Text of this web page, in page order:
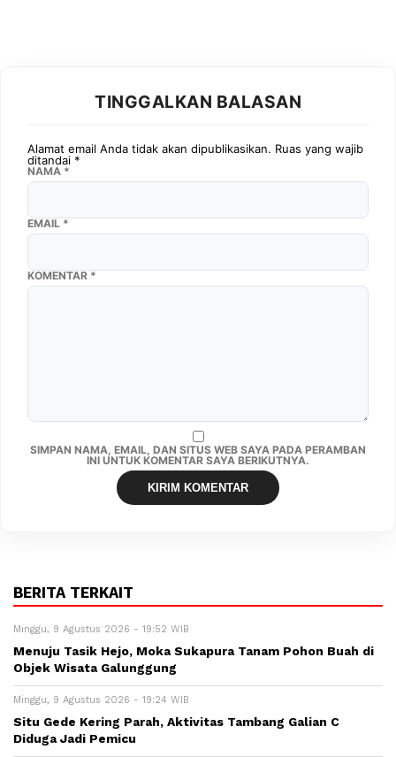
TINGGALKAN BALASAN
Alamat email Anda tidak akan dipublikasikan. Ruas yang wajib
ditandai *
KOMENTAR *
NAMA *
EMAIL *
SIMPAN NAMA, EMAIL, DAN SITUS WEB SAYA PADA PERAMBAN
INI UNTUK KOMENTAR SAYA BERIKUTNYA.
BERITA TERKAIT
Minggu, 9 Agustus 2026 - 19:52 WIB
Menuju Tasik Hejo, Moka Sukapura Tanam Pohon Buah di
Objek Wisata Galunggung
Minggu, 9 Agustus 2026 - 19:24 WIB
Situ Gede Kering Parah, Aktivitas Tambang Galian C
Diduga Jadi Pemicu